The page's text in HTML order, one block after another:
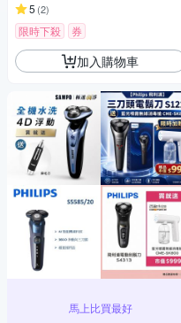
5 (2)
限時下殺 券
加入購物車
馬上比買最好